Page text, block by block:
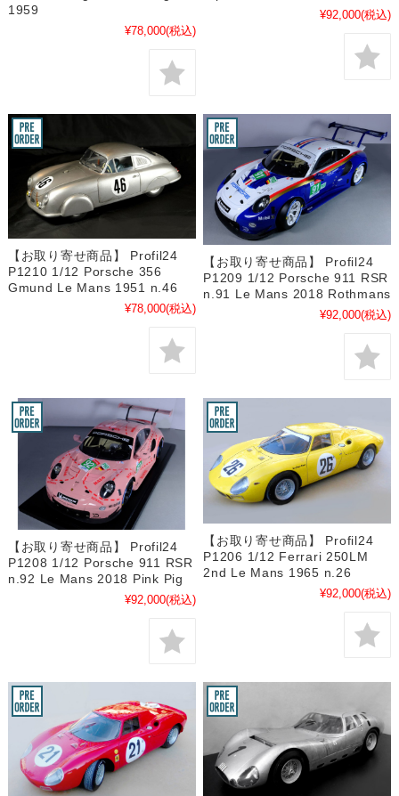
1959
¥78,000(税込)
¥92,000(税込)
【お取り寄せ商品】 Profil24
P1210 1/12 Porsche 356
Gmund Le Mans 1951 n.46
¥78,000(税込)
【お取り寄せ商品】 Profil24
P1209 1/12 Porsche 911 RSR
n.91 Le Mans 2018 Rothmans
¥92,000(税込)
【お取り寄せ商品】 Profil24
P1208 1/12 Porsche 911 RSR
n.92 Le Mans 2018 Pink Pig
¥92,000(税込)
【お取り寄せ商品】 Profil24
P1206 1/12 Ferrari 250LM
2nd Le Mans 1965 n.26
¥92,000(税込)